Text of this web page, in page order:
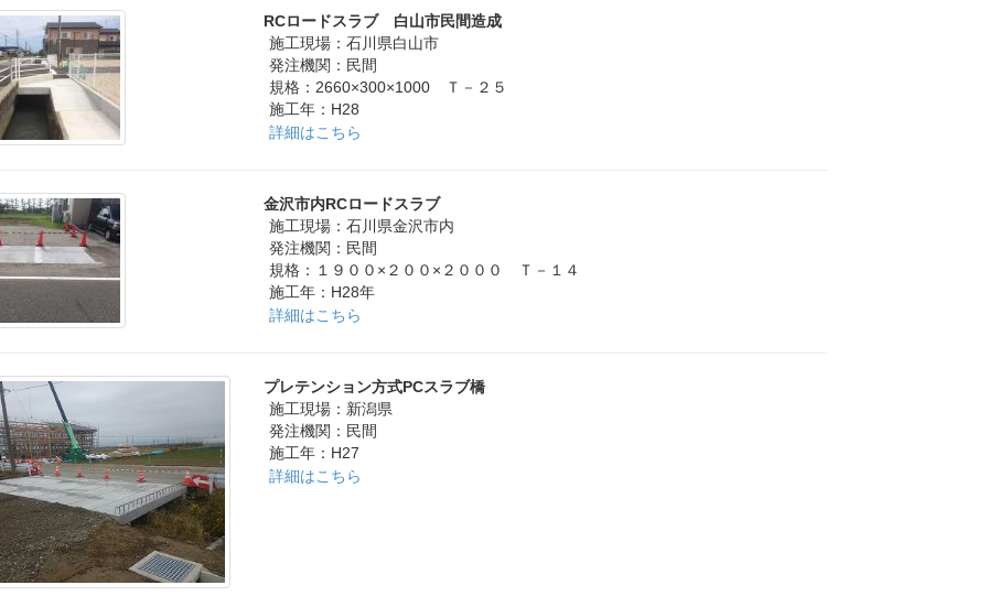
RCロードスラブ 白山市民間造成
施工現場：石川県白山市
発注機関：民間
規格：2660×300×1000 Ｔ－２５
施工年：H28
詳細はこちら
金沢市内RCロードスラブ
施工現場：石川県金沢市内
発注機関：民間
規格：１９００×２００×２０００ Ｔ－１４
施工年：H28年
詳細はこちら
プレテンション方式PCスラブ橋
施工現場：新潟県
発注機関：民間
施工年：H27
詳細はこちら